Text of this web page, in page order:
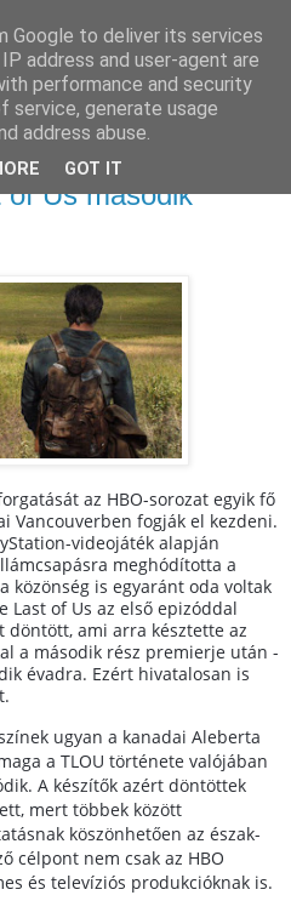
városában fogják
Us második
az HBO-sorozat egyik fő
Vancouverben fogják el kezdeni.
videojáték alapján
meghódította a
közönség is egyaránt oda voltak
Last of Us az első epizóddal
döntött, ami arra késztette az
a második rész premierje után -
évadra. Ezért hivatalosan is
ugyan a kanadai Aleberta
a TLOU története valójában
A készítők azért döntöttek
mert többek között
köszönhetően az észak-
célpont nem csak az HBO
és televíziós produkcióknak is.
Google to deliver its services
address and user-agent are
performance and security
service, generate usage
address abuse.
GOT IT